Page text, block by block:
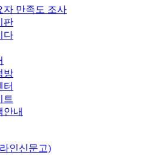
자 만족도 조사
판
다
방
터
트
안내
인신문고)